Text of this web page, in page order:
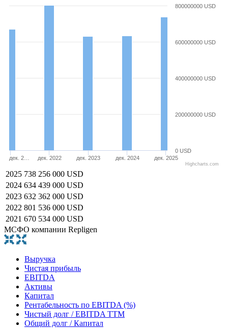
дек. 2… дек. 2022 дек. 2023 дек. 2024 дек. 2025
0 USD
200000000 USD
400000000 USD
600000000 USD
800000000 USD
Highcharts.com
2025 738 256 000 USD
2024 634 439 000 USD
2023 632 362 000 USD
2022 801 536 000 USD
2021 670 534 000 USD
МСФО компании Repligen
Выручка
Чистая прибыль
EBITDA
Активы
Капитал
Рентабельность по EBITDA (%)
Чистый долг / EBITDA TTM
Общий долг / Капитал